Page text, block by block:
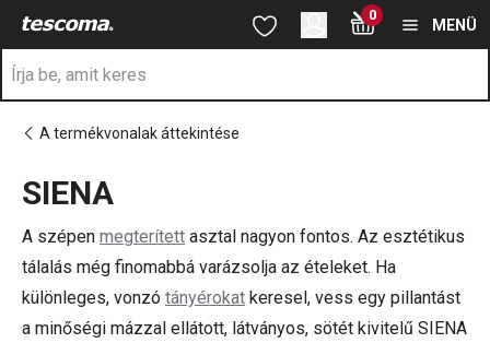
Ugrás a fő tartalomhoz
Ugrás a kereséshez
Ugrás a navigációhoz 0
MENÜ
A termékvonalak áttekintése
SIENA
A szépen megterített asztal nagyon fontos. Az esztétikus
tálalás még finomabbá varázsolja az ételeket. Ha
különleges, vonzó tányérokat keresel, vess egy pillantást
a minőségi mázzal ellátott, látványos, sötét kivitelű SIENA